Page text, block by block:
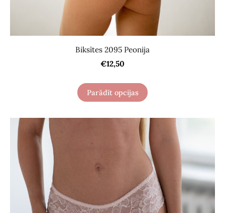
Biksītes 2095 Peonija
€12,50
Parādīt opcijas